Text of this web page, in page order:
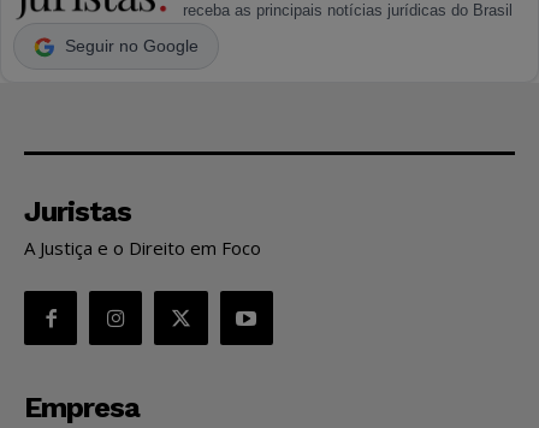
receba as principais notícias jurídicas do Brasil
Seguir no Google
Juristas
A Justiça e o Direito em Foco
Empresa